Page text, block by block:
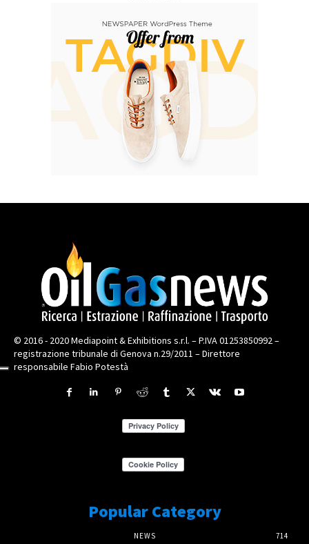
© 2016 - 2020 Mediapoint & Exhibitions s.r.l. – P.IVA 01253850992 –
registrazione tribunale di Genova n.29/2011 – Direttore
responsabile Fabio Potestà
Popular Category
NEWS 714